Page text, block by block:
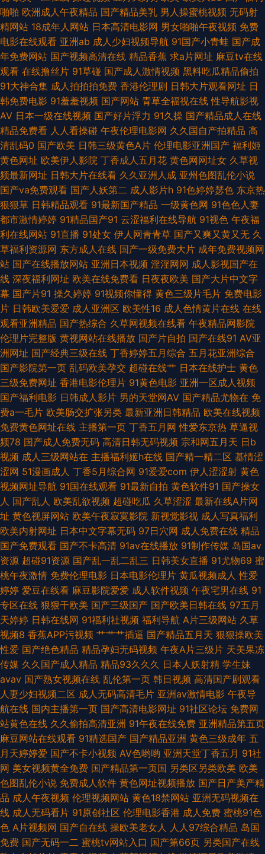
九热爱视 免费看草逼 在线91网站 欧洲四级片网址 欧美成人99密芽 91蜜臀久
久 韩日专区 国产麻豆9 www超碰碰 含羞草av试看 超碰91人人 影音先锋少
妇熟女 亚洲色图综合 九九热99视频 日韩两性网 日韩啊v网址 国产91理论在
线 在线黄色电影网站 女同网站黄 欧美另类视频 亚洲十八岁黄色片 91色花堂
黄色ws视频 福利AV电影 国产区熟女 激情五月欧美 岛国福利导航 日韩城人
网站 久草视频福利资源 婷婷图区 五月婷婷色网 激情另类ve 日韩性交网 日
韩草操 蜜桃午夜剧场 91精品自 亚洲成人网站大全 午夜天堂91视频 日本操逼
网 日本视频入口 欧美性生话 黄色中文字幕 阿v免费在线观看 日日骚AV网站
97亚洲中文 91视频逼网站 国内自拍论理 国产激情综合一区 午夜情色av 后
入白丝美女 草草www 97色色 超碰最新91大神 麻豆果冻大香蕉 麻豆国产在
线 97色色综合网 男同肛交免费视频 婷婷情色五月天 超碰人人在 欧美另类天
堂 日韩无码图片网站 熟女黄网一区 午夜传媒A午夜 国产精品视频久久 影音
先锋激情都市 91麻豆萝莉熟女 欧美日韩国产精品 欧美色图色色 91人人操人
人爽 91白丝秘 深夜导航 伊人97 黄色片子免费看 91视频精品 99人妻草 成人
片伊人 wwwav黄色 蜜桃97干 人妖乱搞人妖人妖 91入在线观看 久久伊人精
品视频 91黑丝免费 欧洲A级网站 岛国黄色在线 99瑟瑟图 黄色片子看看 在线
免费观看91 大香蕉五月天婷婷 老司机黄色网 欧美日韩免费A级 豆花avcom
1024色中色 91网在线 TS人妖自慰 精品一区二区蜜桃 色先锋AVAV 丝袜后入
91 久草福利视频导航 97人人干人人操 婷婷激情一区 www大香蕉n 国内自拍
论理 午夜性爱影院 超碰狠狠干
啪啪 欧洲成人午夜精品 国产精品美乳 男人操蜜桃视频 无码射
精网站 18成年人网站 日本高清电影网 男女啪啪午夜视频 免费
电影在线观看 亚洲ab 成人少妇视频导航 91国产小青蛙 国产成
年免费网站 国产视频高清在线 精品香蕉 求a片网址 麻豆tv在线
观看 在线撸丝片 91草碰 国产成人激情视频 黑料吃瓜精品偷拍
91大神合集 成人拍拍拍免费 香港伦理剧 日韩大片观看网址 日
韩免费电影 91羞羞视频 国产网站 青草全福视在线 性导航影视
AV 日本一级在线视频 国产好片浮力 91久操 国产精品成人在线
精品免费看 人人看操碰 午夜伦理电影网 久久国自产拍精品 高
清乱码0 国产欧美 日韩三级黄色A片 伦理电影亚洲国产 福利姬
黄色网址 欧美伊人影院 丁香成人五月花 黄色网网址女 久草视
频最新网址 日韩大片在线看 久久亚洲人成 亚州色图乱伦小说
国产va免费观看 国产人妖第二 成人影片h 91色婷婷瑟色 东京热
狠狠草 日韩精品观看 91最新国产精品 一级黄色网 91色色人妻
都市激情婷婷 91精品国产91 云涩福利在线导航 91视色 午夜福
利在线网站 91直播 91处女 伊人网青青草 国产又爽又黄又无 久
草福利资源网 东方成人在线 国产一级免费大片 成年免费视频网
站 国产在线播放网站 亚洲日本视频 淫淫网网 成人影视国产在
线 深夜福利网址 欧美在线免费看 日夜夜欧美 国产大片中文字
幕 国产片91 操久婷婷 91视频你懂得 黄色三级片毛片 免费电影
片 日韩欧美爱爱 成人亚洲区 欧美性16 成人色情黄片在线 在线
观看亚洲精品 国产热综合 久草网视频在线看 午夜精品网影院
伦理片完整版 黄视网站在线播放 国产片自拍 国产在线91 AV亚
洲网址 国产经典三级在线 丁香婷婷五月综合 五月花亚洲综合
国产影院第一页 乱码欧美孕交 超碰在线艹 日本在线护士 黄色
三级免费网址 香港电影伦理片 91黄色电影 亚洲一区成人视频
国产福利电影 日韩成人影片 男的天堂网AV 国产精品尤物在 免
费a一毛片 欧美肠交扩张另类 最新亚洲日韩精品 欧美在线视频
免费黄色网址在线 主播第一页 丁香五月网 性爱东京热 草逼视
频78 国产成人免费无码 高清日韩无码视频 宗和网五月天 日b
视频 成人三级网站在 主播福利姬h在线 国产精一精二区 基情涩
涩网 51漫画成人 丁香5月综合网 91爱爱com 伊人涩涩射 黄色
视频网址导航 91国在线观看 91最新自拍 黄色软件91 国产操女
人 国产乱人 欧美乱欲视频 超碰吃瓜 久草涩涩 最新在线A片网
址 黄色视屏网站 欧美午夜寂寞影院 新视觉影视 成人写真福利
欧美内射网址 日本中文字幕无码 97日穴网 成人免费在线 精品
国产免费观看 国产不卡高清 91av在线播放 91制作传媒 岛国av
资源 超碰91资源 国产乱一乱二乱三 日韩美女直播 91尤物69 蜜
桃午夜激情 免费伦理电影 日本电影伦理片 黄瓜视频成人 性爱
婷婷 爱豆在线看 麻豆影院爱爱 成人软件视频 午夜宅男在线 91
专区在线 狠狠干欧美 国产三级国产 国产欧美日韩在线 97五月
天婷婷 日韩在线网 91福利社视频 福利导航 A片三级网站 久草
视频8 香蕉APP污视频 艹艹艹插逼 国产精品五月天 狠狠操欧美
性爱 国产绝色精品 精品孕妇无码视频 午夜A片三级片 天美果冻
传媒 久久国产成人精品 精品93久久久 日本人妖射精 学生妹
avav 国产熟女视频在线 乱伦第一页 韩日视频 高清国产剧观看
人妻少妇视频二区 成人无码高清毛片 亚洲av激情电影 午夜导
航在线 国内主播第一页 国产高清电影网址 91社区论坛 免费网
站黄色在线 久久偷拍高清亚洲 91午夜在线免费 亚洲精品第五页
麻豆网站在线观看 91精选国产 国产精品亚洲 黄色三级成年 五
月天婷婷爱 国产不卡小视频 AV色哟哟 亚洲天堂丁香五月 91社
网 美女视频黄全免费 国产精品第一页国 另类区另类欧美 欧美
色图乱伦小说 免费成人软件 黄色网址视频播放 国产日产美产精
品 成人午夜视频 伦理视频网站 黄色18禁网站 亚洲无码视频在
线 成人无码看片 91原创社区 伦理电影香港 成人免费 蜜桃91色
色 A片视频网 国产自在线 操欧美老女人 人人97综合精品 岛国
免费 国产无码一二 蜜桃tv网站入口 国产第66页 另类国产在线